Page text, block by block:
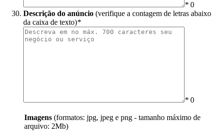
* 0
Descrição do anúncio (verifique a contagem de letras abaixo
da caixa de texto)*
* 0
Imagens (formatos: jpg, jpeg e png - tamanho máximo de
arquivo: 2Mb)